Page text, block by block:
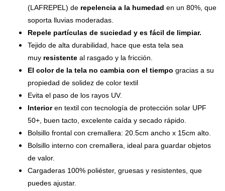
(LAFREPEL) de repelencia a la humedad en un 80%, que
soporta lluvias moderadas.
Repele partículas de suciedad y es fácil de limpiar.
Tejido de alta durabilidad, hace que esta tela sea
muy resistente al rasgado y la fricción.
El color de la tela no cambia con el tiempo gracias a su
propiedad de solidez de color textil
Evita el paso de los rayos UV.
Interioren textil con tecnología de protección solar UPF
50+, buen tacto, excelente caída y secado rápido.
Bolsillo frontal con cremallera: 20.5cm ancho x 15cm alto.
Bolsillo interno con cremallera, ideal para guardar objetos
de valor.
Cargaderas 100% poliéster, gruesas y resistentes, que
puedes ajustar.